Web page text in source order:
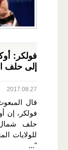
فولكر:
إلى حلف
2017.08.27
قال
فولكر، إن
حلف شمال
للولايات
"...